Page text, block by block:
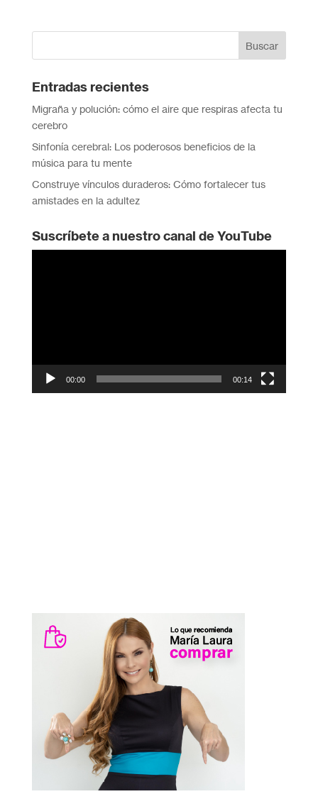
Entradas recientes
Migraña y polución: cómo el aire que respiras afecta tu
cerebro
Sinfonía cerebral: Los poderosos beneficios de la
música para tu mente
Construye vínculos duraderos: Cómo fortalecer tus
amistades en la adultez
Suscríbete a nuestro canal de YouTube
00:00 00:14